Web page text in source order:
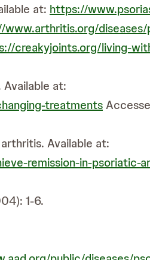
at: https://
www.arthritis.org/
creakyjoints.org/living-
at:
treatments
Available at:
remission-in-psoriatic-
1-6.